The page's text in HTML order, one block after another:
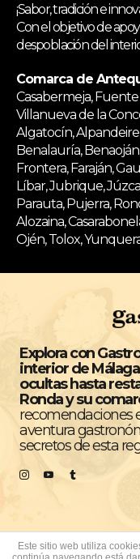
¡Sabor, tradición e
Con el objetivo de
despoblación del
Comarca de
Casabermeja,
Villanueva de la
Algatocín,
Benalauría,
Frontera, Faraján,
Líbar, Jubrique,
Parauta, Pujerra,
Alozaina,
Ojén, Tolox,
Explora con
interior de
ocultas hasta
Ronda y su
recomendaciones
aventura
secretos de esta
Este sitio web utiliza